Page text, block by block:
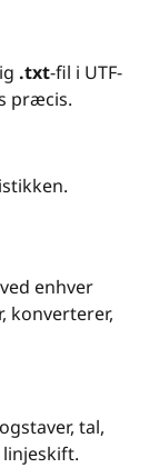
.txt-fil i UTF-
præcis.
enhver
konverterer,
tal,